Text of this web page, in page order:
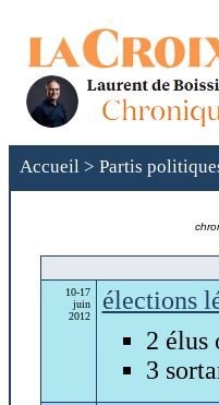
Accueil > Partis
10-17
juin
2012
élections
2 élus
3